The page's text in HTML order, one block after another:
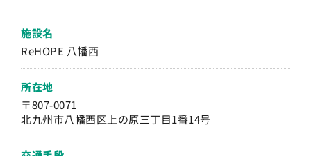
施設名
ReHOPE 八幡西
所在地
〒807-0071
北九州市八幡西区上の原三丁目1番14号